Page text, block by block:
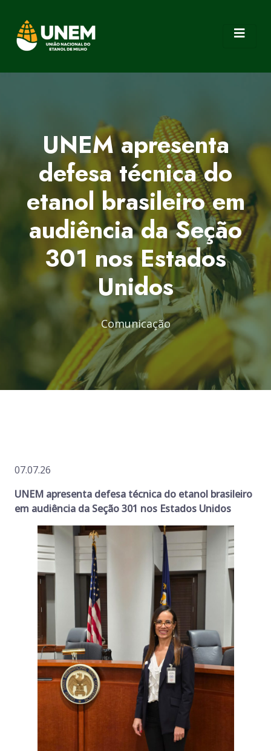
UNEM apresenta
defesa técnica do
etanol brasileiro em
audiência da Seção
301 nos Estados
Unidos
Comunicação
07.07.26
UNEM apresenta defesa técnica do etanol brasileiro
em audiência da Seção 301 nos Estados Unidos